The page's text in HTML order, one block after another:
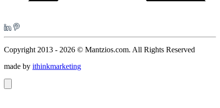
Copyright 2013 - 2026 © Mantzios.com. All Rights Reserved
made by ithinkmarketing